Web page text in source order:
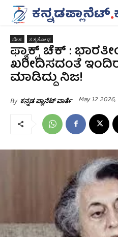
ದೇಶ ಸತ್ಯಶೋಧ
ಫ್ಯಾಕ್ಟ್‌ ಚೆಕ್‌ :
ಖರೀದಿಸದಂತೆ
ಮಾಡಿದ್ದು ನಿಜ!
By ಕನ್ನಡ ಪ್ಲಾನೆಟ್ ವಾರ್ತೆ May 12